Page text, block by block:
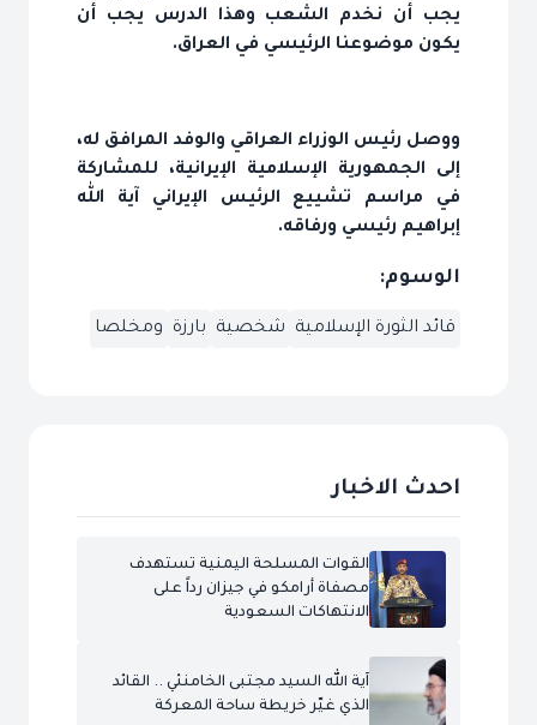
يجب أن نخدم الشعب وهذا الدرس يجب أن
يكون موضوعنا الرئيسي في العراق.
ووصل رئيس الوزراء العراقي والوفد المرافق له،
إلى الجمهورية الإسلامية الإيرانية، للمشاركة
في مراسم تشييع الرئيس الإيراني آية الله
إبراهيم رئيسي ورفاقه.
الوسوم:
قائد الثورة الإسلامية شخصية بارزة ومخلصا
احدث الاخبار
القوات المسلحة اليمنية تستهدف
مصفاة أرامكو في جيزان رداً على
الانتهاكات السعودية
آية الله السيد مجتبى الخامنئي .. القائد
الذي غيّر خريطة ساحة المعركة